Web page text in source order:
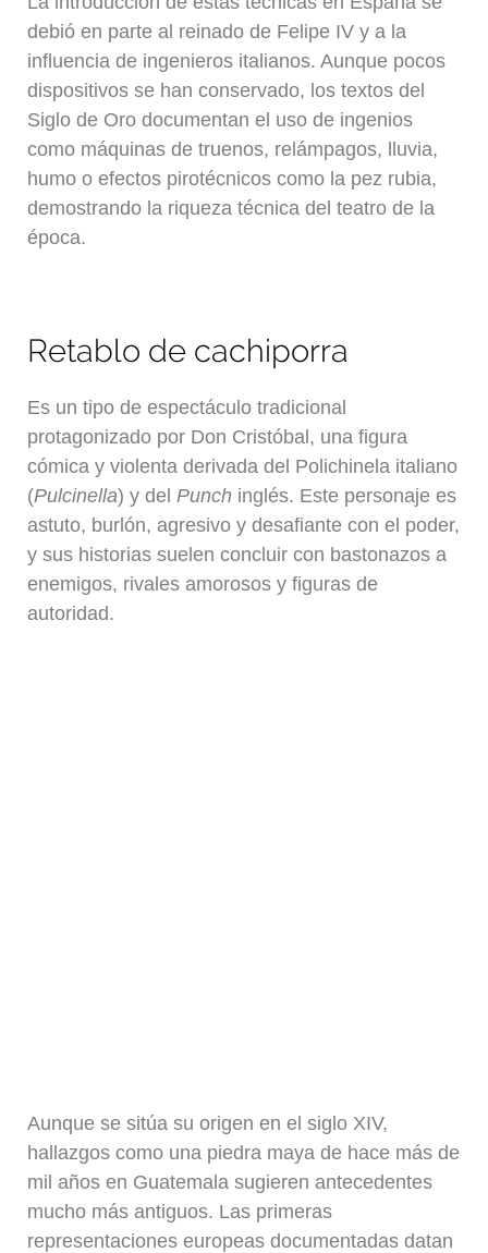
debió en parte al reinado de Felipe IV y a la
influencia de ingenieros italianos. Aunque pocos
dispositivos se han conservado, los textos del
Siglo de Oro documentan el uso de ingenios
como máquinas de truenos, relámpagos, lluvia,
humo o efectos pirotécnicos como la pez rubia,
demostrando la riqueza técnica del teatro de la
época.
Retablo de cachiporra
Es un tipo de espectáculo tradicional
protagonizado por Don Cristóbal, una figura
cómica y violenta derivada del Polichinela italiano
(Pulcinella) y delPunch inglés. Este personaje es
astuto, burlón, agresivo y desafiante con el poder,
y sus historias suelen concluir con bastonazos a
enemigos, rivales amorosos y figuras de
autoridad.
Aunque se sitúa su origen en el siglo XIV,
hallazgos como una piedra maya de hace más de
mil años en Guatemala sugieren antecedentes
mucho más antiguos. Las primeras
representaciones europeas documentadas datan